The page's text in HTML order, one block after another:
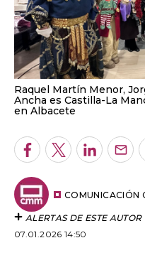
Raquel Martín Menor,
Ancha es Castilla-La
en Albacete
Facebook
TwitterLinkedIn
COMUNICACIÓN
ALERTAS DE ESTE AUTOR
07.01.2026 14:50